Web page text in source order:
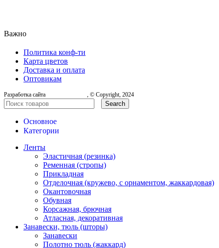
Важно
Политика конф-ти
Карта цветов
Доставка и оплата
Оптовикам
Разработка сайта , © Copyright, 2024
Search
Основное
Категории
Ленты
Эластичная (резинка)
Ременная (стропы)
Прикладная
Отделочная (кружево, с орнаментом, жаккардовая)
Окантовочная
Обувная
Корсажная, брючная
Атласная, декоративная
Занавески, тюль (шторы)
Занавески
Полотно тюль (жаккард)